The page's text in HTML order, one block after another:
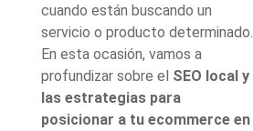
cuando están buscando un
servicio o producto determinado.
En esta ocasión, vamos a
profundizar sobre el SEO local y
las estrategias para
posicionar a tu ecommerce en